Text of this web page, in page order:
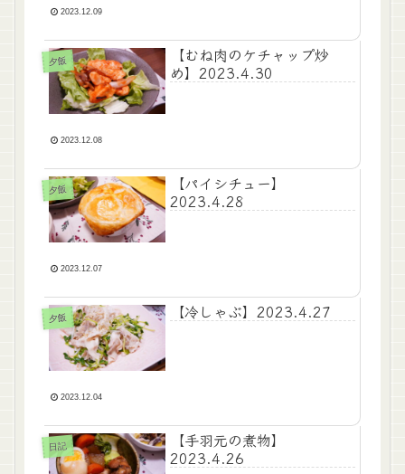
2023.12.09
夕飯
【むね肉のケチャップ炒
め】2023.4.30
2023.12.08
夕飯
【パイシチュー】
2023.4.28
2023.12.07
夕飯 【冷しゃぶ】2023.4.27
2023.12.04
日記
【手羽元の煮物】
2023.4.26